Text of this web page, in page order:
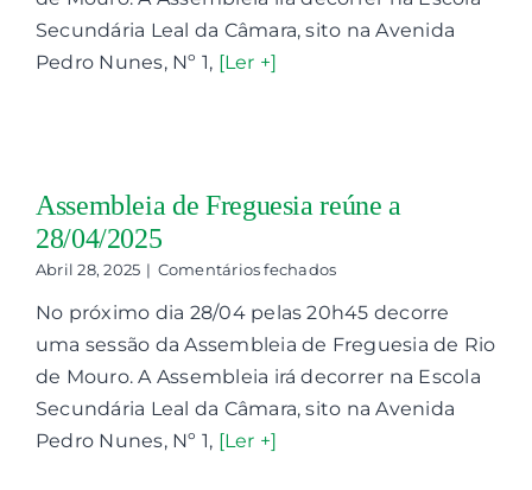
05/05/2025
Secundária Leal da Câmara, sito na Avenida
Pedro Nunes, Nº 1, [Ler +]
Assembleia de Freguesia reúne a
28/04/2025
Abril 28, 2025 | Comentários fechadosem
de
Freguesia
reúne
a
28/04/2025
No próximo dia 28/04 pelas 20h45 decorre
uma sessão da Assembleia de Freguesia de Rio
de Mouro. A Assembleia irá decorrer na Escola
Secundária Leal da Câmara, sito na Avenida
Pedro Nunes, Nº 1, [Ler +]